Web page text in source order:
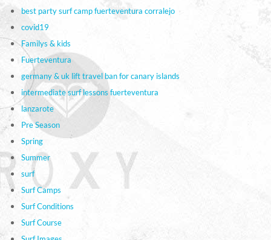
best party surf camp fuerteventura corralejo
covid19
Familys & kids
Fuerteventura
germany & uk lift travel ban for canary islands
intermediate surf lessons fuerteventura
lanzarote
Pre Season
Spring
Summer
surf
Surf Camps
Surf Conditions
Surf Course